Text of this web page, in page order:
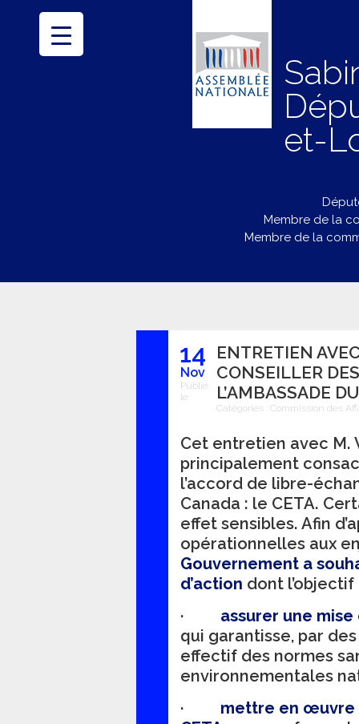
et-
Membre de la
Membre de la
14
Nov
ENTRETIEN
CONSEILLER
L’AMBASSADE
Catégories : Commission des
Cet entretien avec M.
principalement
l’accord de libre-
Canada : le CETA.
effet sensibles. Afin
opérationnelles aux
Gouvernement a
d’action dont
· assurer une
qui garantisse, par
effectif des normes
environnementales
· mettre en œuvre
Publié
le